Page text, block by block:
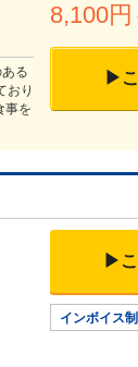
る
おり
事を
8,100円
▶
▶
インボイス